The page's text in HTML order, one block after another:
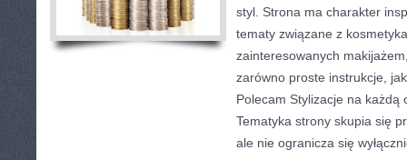
styl. Strona ma charakter
tematy związane z
zainteresowanych
zarówno proste instrukcje,
Polecam Stylizacje na każdą
Tematyka strony skupia się
ale nie ogranicza się